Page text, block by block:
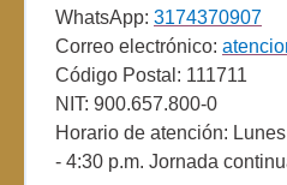
WhatsApp: 3174370907
Correo electrónico:
Código Postal: 111711
NIT: 900.657.800-0
Horario de atención:
- 4:30 p.m. Jornada